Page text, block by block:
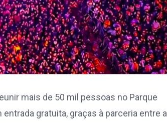
mais de 50 mil pessoas no Parque
gratuita, graças à parceria entre a